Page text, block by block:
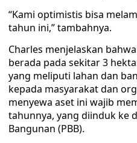
“Kami optimistis bisa
tahun ini,” tambahnya.
Charles menjelaskan
berada pada sekitar 3
yang meliputi lahan dan
kepada masyarakat dan
menyewa aset ini wajib
tahunnya, yang diinduk ke
Bangunan (PBB).